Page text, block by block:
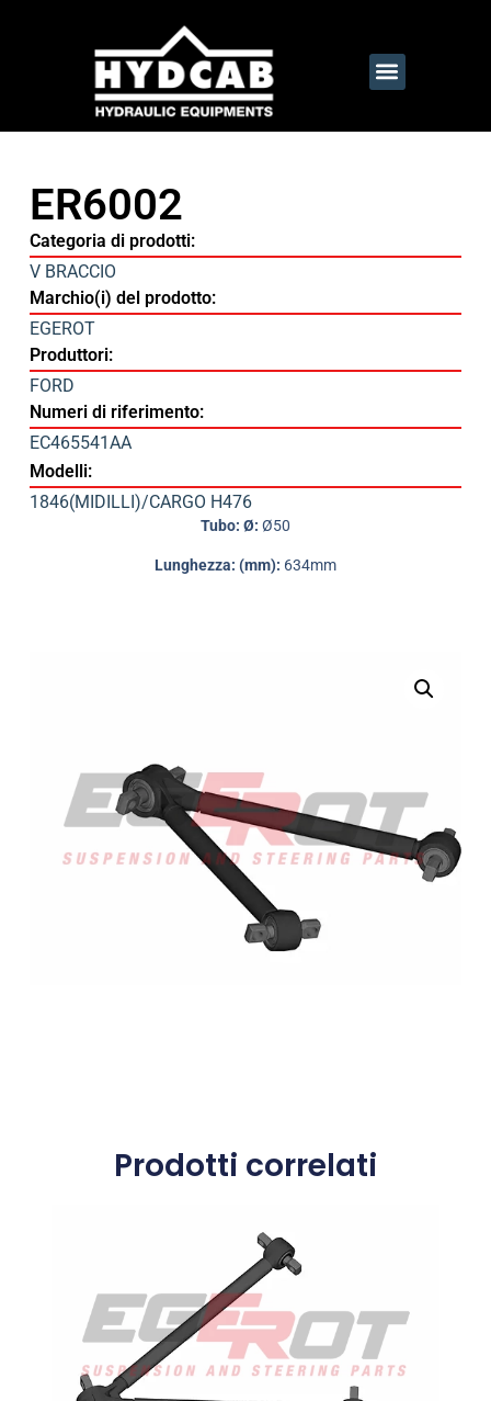
ER6002
Categoria di prodotti:
V BRACCIO
Marchio(i) del prodotto:
EGEROT
Produttori:
FORD
Numeri di riferimento:
EC465541AA
Modelli:
1846(MIDILLI)/CARGO H476
Tubo: Ø: Ø50
Lunghezza: (mm): 634mm
Prodotti correlati